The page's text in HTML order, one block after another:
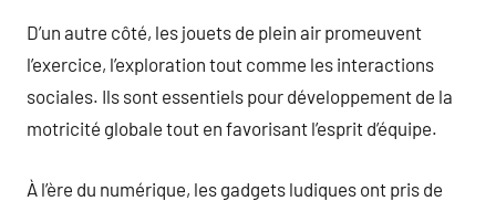
D’un autre côté, les jouets de plein air promeuvent
l’exercice, l’exploration tout comme les interactions
sociales. Ils sont essentiels pour développement de la
motricité globale tout en favorisant l’esprit d’équipe.
À l’ère du numérique, les gadgets ludiques ont pris de